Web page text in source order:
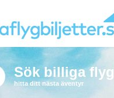
Sök billiga flyg
hitta ditt nästa äventyr